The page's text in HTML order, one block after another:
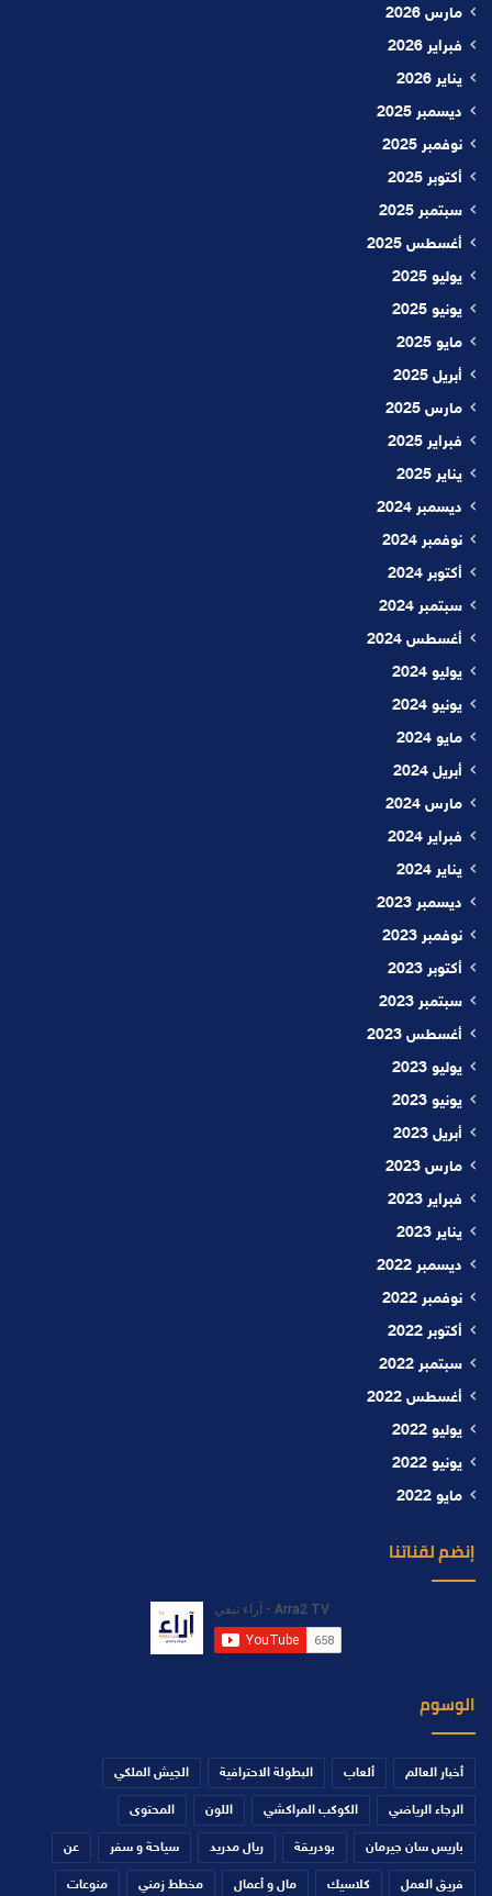
مارس 2026
فبراير 2026
يناير 2026
ديسمبر 2025
نوفمبر 2025
أكتوبر 2025
سبتمبر 2025
أغسطس 2025
يوليو 2025
يونيو 2025
مايو 2025
أبريل 2025
مارس 2025
فبراير 2025
يناير 2025
ديسمبر 2024
نوفمبر 2024
أكتوبر 2024
سبتمبر 2024
أغسطس 2024
يوليو 2024
يونيو 2024
مايو 2024
أبريل 2024
مارس 2024
فبراير 2024
يناير 2024
ديسمبر 2023
نوفمبر 2023
أكتوبر 2023
سبتمبر 2023
أغسطس 2023
يوليو 2023
يونيو 2023
أبريل 2023
مارس 2023
فبراير 2023
يناير 2023
ديسمبر 2022
نوفمبر 2022
أكتوبر 2022
سبتمبر 2022
أغسطس 2022
يوليو 2022
يونيو 2022
مايو 2022
إنضم لقناتنا
الوسوم
أخبار العالم ألعاب البطولة الاحترافية الجيش الملكي
الرجاء الرياضي الكوكب المراكشي اللون المحتوى
باريس سان جيرمان بودريقة ريال مدريد سياحة و سفر عن
فريق العمل كلاسيك مال و أعمال مخطط زمني منوعات